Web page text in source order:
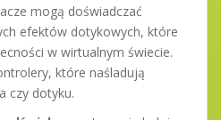
mogą doświadczać
efektów dotykowych, które
w wirtualnym świecie.
które naśladują
czy dotyku.